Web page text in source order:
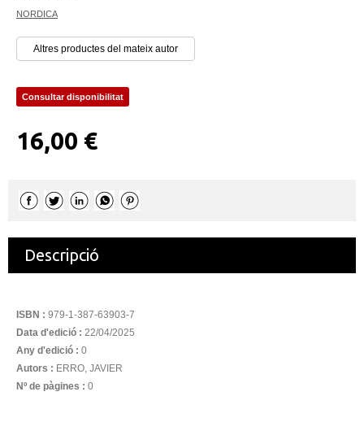
NORDICA
Altres productes del mateix autor
Consultar disponibilitat
16,00 €
Descripció
ISBN : 979-1-387-63903-7
Data d'edició : 22/04/2025
Any d'edició : 0
Autors : ERRO, JAVIER
Nº de pàgines : 0